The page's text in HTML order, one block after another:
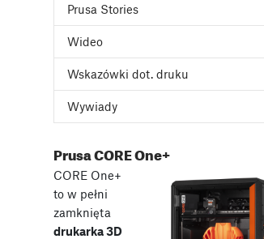
Prusa Stories
Wideo
Wskazówki dot. druku
Wywiady
Prusa CORE One+
CORE One+
to w pełni
zamknięta
drukarka 3D